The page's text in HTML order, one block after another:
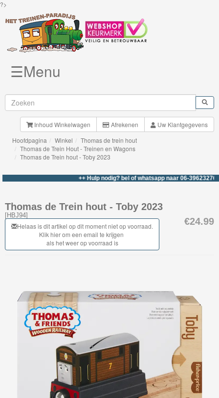
?>
Brio
Treinen
BigJigs
Rails
&
Märklin
My
World
Start-
Up
Treinen
Trackmaster
motorized
Thomas
☰Menu
Inhoud Winkelwagen Afrekenen
Uw Klantgegevens
Hoofdpagina
Winkel
Thomas de trein hout
Thomas de Trein Hout - Treinen en Wagons
Thomas de Trein hout - Toby 2023
++ Hulp nodig? bel of whatsapp naar 06-39623276 +++
€24.99
Thomas de Trein hout - Toby 2023
[HBJ94]
Helaas is dit artikel op dit moment niet op voorraad.
Klik hier om een email te krijgen
als het weer op voorraad is